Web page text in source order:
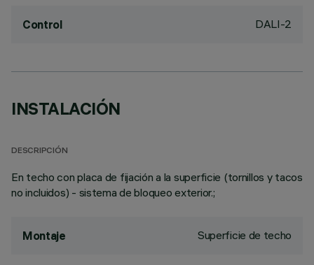
Control DALI-2
INSTALACIÓN
DESCRIPCIÓN
En techo con placa de fijación a la superficie (tornillos y tacos
no incluidos) - sistema de bloqueo exterior.;
Montaje Superficie de techo